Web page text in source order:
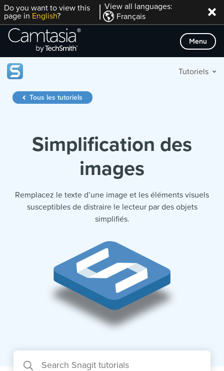
Passer
directement
contenu
Do you want to view this
page in English?
View all languages:
Français
Menu
Tutoriels
Tous les tutoriels
Simplification des
images
Remplacez le texte d’une image et les éléments visuels
susceptibles de distraire le lecteur par des objets
simplifiés.